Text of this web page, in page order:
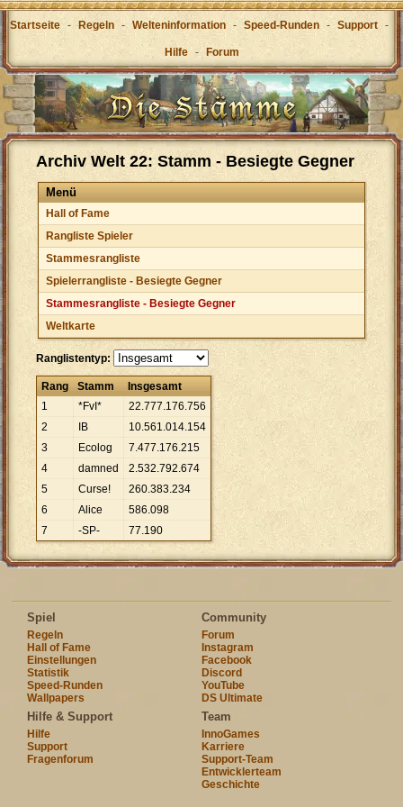
Startseite - Regeln - Welteninformation - Speed-Runden - Support -
Hilfe - Forum
Archiv Welt 22: Stamm - Besiegte Gegner
Menü
Hall of Fame
Rangliste Spieler
Stammesrangliste
Spielerrangliste - Besiegte Gegner
Stammesrangliste - Besiegte Gegner
Weltkarte
Ranglistentyp:
Rang Stamm
Insgesamt
1
*FvI* 22.777.176.756
2
IB 10.561.014.154
3
Ecolog 7.477.176.215
4
damned 2.532.792.674
5
Curse! 260.383.234
6
Alice 586.098
7
-SP- 77.190
Spiel
Regeln
Hall of Fame
Einstellungen
Statistik
Speed-Runden
Wallpapers
Community
Forum
Instagram
Facebook
Discord
YouTube
DS Ultimate
Hilfe & Support
Hilfe
Support
Fragenforum
Team
InnoGames
Karriere
Support-Team
Entwicklerteam
Geschichte